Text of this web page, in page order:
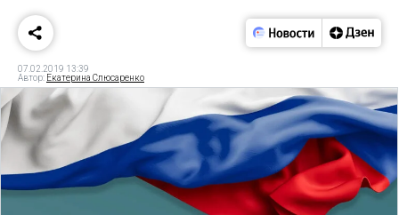
07.02.2019 13:39
Автор: Екатерина Слюсаренко